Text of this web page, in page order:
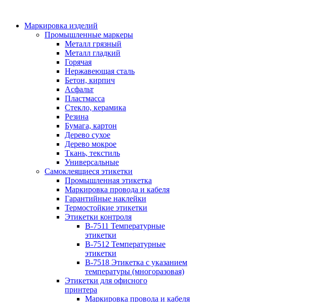
Маркировка изделий
Промышленные маркеры
Металл грязный
Металл гладкий
Горячая
Нержавеющая сталь
Бетон, кирпич
Асфальт
Пластмасса
Стекло, керамика
Резина
Бумага, картон
Дерево сухое
Дерево мокрое
Ткань, текстиль
Универсальные
Самоклеящиеся этикетки
Промышленная этикетка
Маркировка провода и кабеля
Гарантийные наклейки
Термостойкие этикетки
Этикетки контроля
B-7511 Температурные
этикетки
B-7512 Температурные
этикетки
B-7518 Этикетка с указанием
температуры (многоразовая)
Этикетки для офисного
принтера
Маркировка провода и кабеля